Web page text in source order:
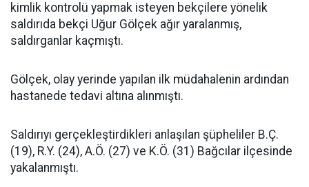
kimlik kontrolü yapmak isteyen bekçilere yönelik
saldırıda bekçi Uğur Gölçek ağır yaralanmış,
saldırganlar kaçmıştı.
Gölçek, olay yerinde yapılan ilk müdahalenin ardından
hastanede tedavi altına alınmıştı.
Saldırıyı gerçekleştirdikleri anlaşılan şüpheliler B.Ç.
(19), R.Y. (24), A.Ö. (27) ve K.Ö. (31) Bağcılar ilçesinde
yakalanmıştı.